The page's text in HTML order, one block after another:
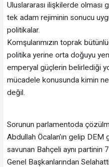
Uluslararası ilişkilerde olması
tek adam rejiminin sonucu
politikalar.
Komşularımızın toprak
politika yerine orta doğuyu
emperyal güçlerin belirlediği
mücadele konusunda kimin
değil.
Sorunun parlamentoda
Abdullah Öcalan’ın gelip
savunan Bahçeli aynı partinin
Genel Başkanlarından